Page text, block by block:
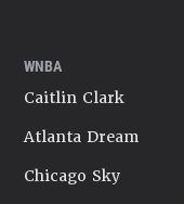
WNBA
Caitlin Clark
Atlanta Dream
Chicago Sky